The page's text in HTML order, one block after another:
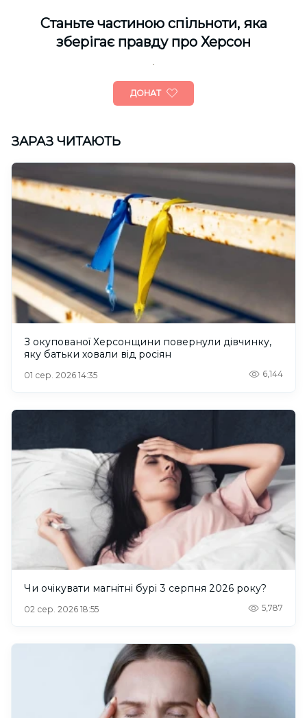
Cтаньте частиною спільноти, яка
зберігає правду про Херсон
ДОНАТ
ЗАРАЗ ЧИТАЮТЬ
З окупованої Херсонщини повернули дівчинку,
яку батьки ховали від росіян
01 сер. 2026 14:35 6,144
Чи очікувати магнітні бурі 3 серпня 2026 року?
02 сер. 2026 18:55 5,787